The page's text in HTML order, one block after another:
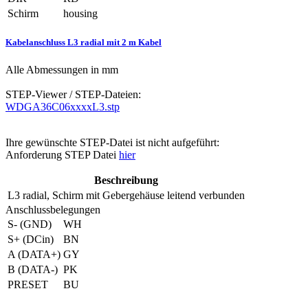
Schirm
housing
Kabelanschluss L3 radial mit 2 m Kabel
Alle Abmessungen in mm
STEP-Viewer / STEP-Dateien:
WDGA36C06xxxxL3.stp
Ihre gewünschte STEP-Datei ist nicht aufgeführt:
Anforderung STEP Datei hier
Beschreibung
L3 radial, Schirm mit Gebergehäuse leitend verbunden
Anschlussbelegungen
S- (GND)
WH
S+ (DCin)
BN
A (DATA+) GY
B (DATA-) PK
PRESET
BU